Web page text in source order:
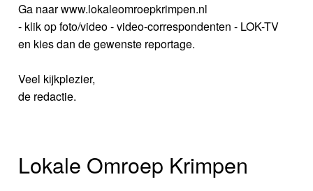
Ga naar www.lokaleomroepkrimpen.nl
- klik op foto/video - video-correspondenten - LOK-TV
en kies dan de gewenste reportage.
Veel kijkplezier,
de redactie.
Lokale Omroep Krimpen